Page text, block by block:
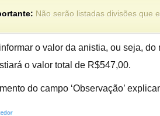
Não serão listadas divisões que
o valor da anistia, ou seja,
o valor total de R$547,00.
do campo ‘Observação’